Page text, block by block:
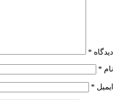
دیدگاه *
نام *
ایمیل *